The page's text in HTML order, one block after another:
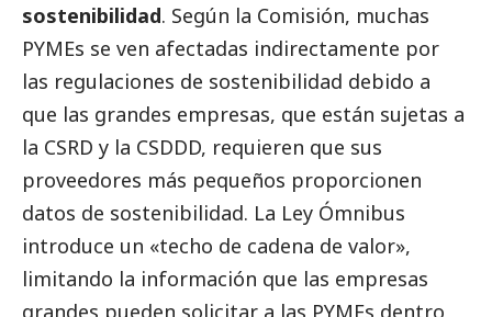
sostenibilidad. Según la Comisión, muchas
PYMEs se ven afectadas indirectamente por
las regulaciones de sostenibilidad debido a
que las grandes empresas, que están sujetas a
la CSRD y la CSDDD, requieren que sus
proveedores más pequeños proporcionen
datos de sostenibilidad. La Ley Ómnibus
introduce un «techo de cadena de valor»,
limitando la información que las empresas
grandes pueden solicitar a las PYMEs dentro